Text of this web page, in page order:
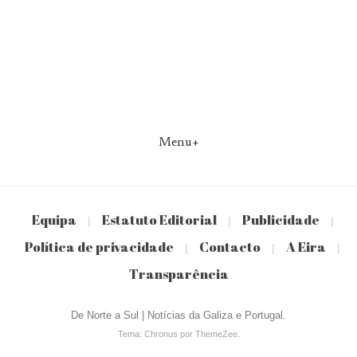
Menu+
Equipa | Estatuto Editorial | Publicidade |
Política de privacidade | Contacto | A Eira |
Transparência
De Norte a Sul | Notícias da Galiza e Portugal.
Tema: Chronus por ThemeZee.